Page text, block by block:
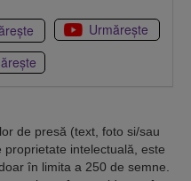
Urmărește
de presă (text, foto si/sau
intelectuală, este
în limita a 250 de semne.